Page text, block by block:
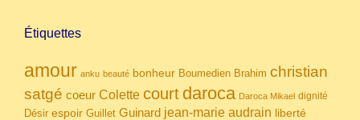
Étiquettes
amour anku beauté bonheur Boumedien Brahim christian
satgé coeur Colette court daroca Daroca Mikael dignité
Désir espoir Guillet Guinard jean-marie audrain liberté